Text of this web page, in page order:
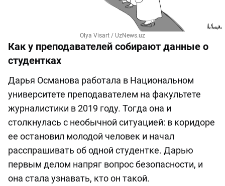
Olya Visart / UzNews.uz
Как у преподавателей собирают данные о
студентках
Дарья Османова работала в Национальном
университете преподавателем на факультете
журналистики в 2019 году. Тогда она и
столкнулась с необычной ситуацией: в коридоре
ее остановил молодой человек и начал
расспрашивать об одной студентке. Дарью
первым делом напряг вопрос безопасности, и
она стала узнавать, кто он такой.